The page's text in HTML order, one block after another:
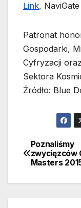
Link,
Patronat
Gospodarki,
Cyfryzacji
Sektora
Źródło: Blue
wpisu
Poznaliśmy
zwycięzców
Masters